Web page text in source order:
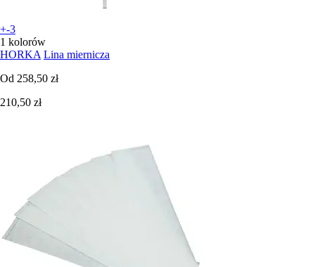
+-3
1 kolorów
HORKA Lina miernicza
Od 258,50 zł
210,50 zł